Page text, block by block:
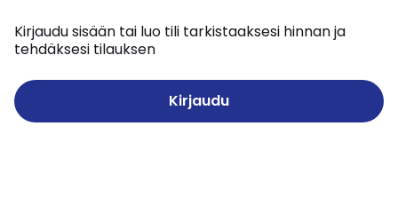
Kirjaudu sisään tai luo tili tarkistaaksesi hinnan ja
tehdäksesi tilauksen
Kirjaudu